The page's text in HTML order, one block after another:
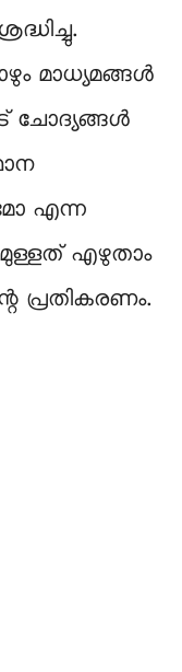
മാധ്യമങ്ങൾ
ചോദ്യങ്ങൾ
എന്ന
എഴുതാം
പ്രതികരണം.